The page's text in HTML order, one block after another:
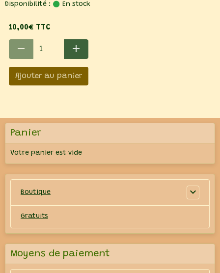
Disponibilité : En stock
10,00€ TTC
Ajouter au panier
Panier
Votre panier est vide
Boutique
Gratuits
Moyens de paiement